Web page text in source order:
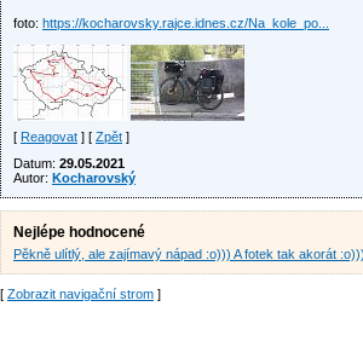
foto: https://kocharovsky.rajce.idnes.cz/Na_kole_po...
[ Reagovat ] [ Zpět ]
Datum: 29.05.2021
Autor: Kocharovský
Nejlépe hodnocené
Pěkně ulítlý, ale zajímavý nápad :o))) A fotek tak akorát :o)))
[ Zobrazit navigační strom ]